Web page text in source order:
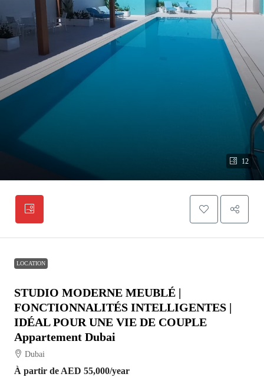
12
LOCATION
STUDIO MODERNE MEUBLÉ |
FONCTIONNALITÉS INTELLIGENTES |
IDÉAL POUR UNE VIE DE COUPLE
Appartement Dubai
Dubai
À partir de AED 55,000/year